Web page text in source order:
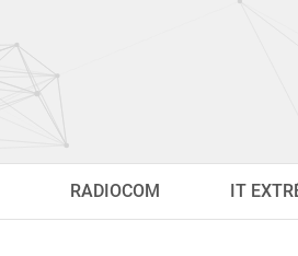
RADIOCOM IT